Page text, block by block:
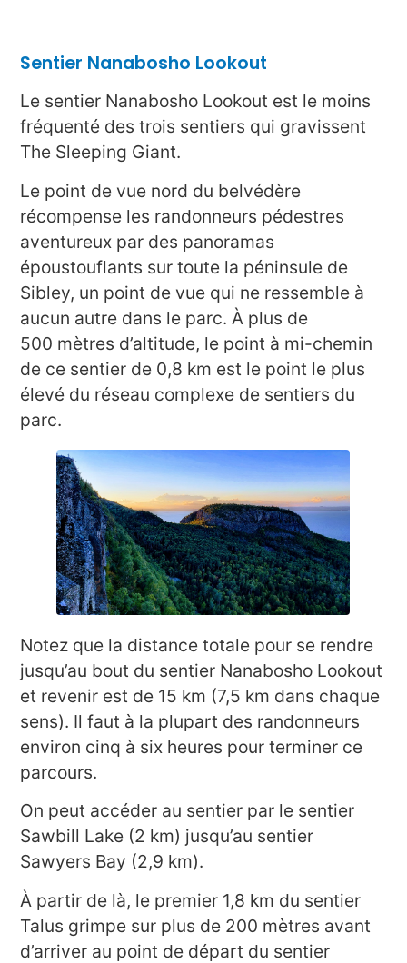
Sentier Nanabosho Lookout
Le sentier Nanabosho Lookout est le moins
fréquenté des trois sentiers qui gravissent
The Sleeping Giant.
Le point de vue nord du belvédère
récompense les randonneurs pédestres
aventureux par des panoramas
époustouflants sur toute la péninsule de
Sibley, un point de vue qui ne ressemble à
aucun autre dans le parc. À plus de
500 mètres d’altitude, le point à mi-chemin
de ce sentier de 0,8 km est le point le plus
élevé du réseau complexe de sentiers du
parc.
Notez que la distance totale pour se rendre
jusqu’au bout du sentier Nanabosho Lookout
et revenir est de 15 km (7,5 km dans chaque
sens). Il faut à la plupart des randonneurs
environ cinq à six heures pour terminer ce
parcours.
On peut accéder au sentier par le sentier
Sawbill Lake (2 km) jusqu’au sentier
Sawyers Bay (2,9 km).
À partir de là, le premier 1,8 km du sentier
Talus grimpe sur plus de 200 mètres avant
d’arriver au point de départ du sentier